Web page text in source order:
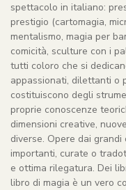
spettacolo in italiano:
prestigio (cartomagia,
mentalismo, magia per
comicità, sculture con i
tutti coloro che si
appassionati, dilettanti o
costituiscono degli
proprie conoscenze
dimensioni creative,
diverse. Opere dai
importanti, curate o
e ottima rilegatura. Dei
libro di magia è un vero